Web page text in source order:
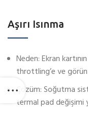
Aşırı Isınma
Neden: Ekran
throttling’e ve
Çözüm: Soğutma
termal pad değişimi